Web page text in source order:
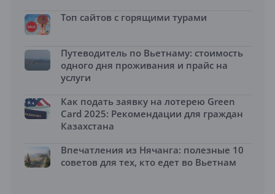
Топ сайтов с горящими турами
Путеводитель по Вьетнаму: стоимость
одного дня проживания и прайс на
услуги
Как подать заявку на лотерею Green
Card 2025: Рекомендации для граждан
Казахстана
Впечатления из Нячанга: полезные 10
советов для тех, кто едет во Вьетнам